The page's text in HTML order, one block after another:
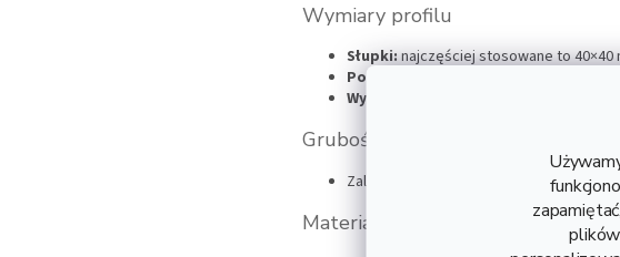
Wymiary profilu
Słupki:najczęściej stosowane to 40×40
Poręcze:
Wypełnienia:
Grubość ścianki
Zalecana grubość ścianki to minimum2
Materiał